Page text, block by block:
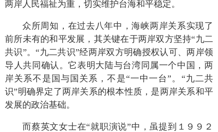
两岸人民福祉为重，切实维护台海和平稳定。
众所周知，在过去八年中，海峡两岸关系实现了
前所未有的和平发展，其关键在于两岸双方坚持“九二
共识”。“九二共识”经两岸双方明确授权认可、两岸领
导人共同确认。它表明大陆与台湾同属一个中国，两
岸关系不是国与国关系，不是“一中一台”。“九二共
识”明确界定了两岸关系的根本性质，是两岸关系和平
发展的政治基础。
而蔡英文女士在“就职演说”中，虽提到１９９２